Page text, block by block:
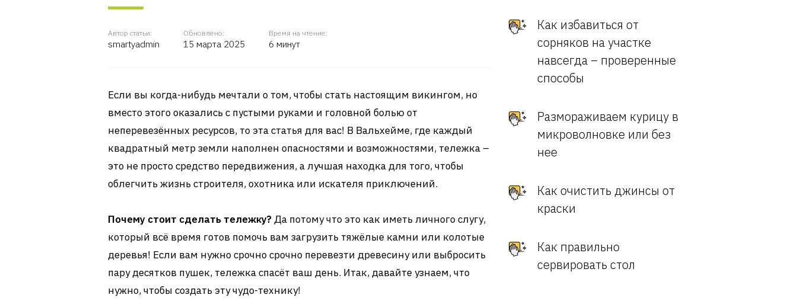
Автор статьи:
smartyadmin
Обновлено:
15 марта 2025
Время на чтение:
6 минут
Если вы когда-нибудь мечтали о том, чтобы стать настоящим викингом, но
вместо этого оказались с пустыми руками и головной болью от
неперевезённых ресурсов, то эта статья для вас! В Вальхейме, где каждый
квадратный метр земли наполнен опасностями и возможностями, тележка –
это не просто средство передвижения, а лучшая находка для того, чтобы
облегчить жизнь строителя, охотника или искателя приключений.
Почему стоит сделать тележку?Да потому что это как иметь личного слугу,
который всё время готов помочь вам загрузить тяжёлые камни или колотые
деревья! Если вам нужно срочно срочно перевезти древесину или выбросить
пару десятков пушек, тележка спасёт ваш день. Итак, давайте узнаем, что
нужно, чтобы создать эту чудо-технику!
Как избавиться от
сорняков на участке
навсегда – проверенные
способы
Размораживаем курицу в
микроволновке или без
нее
Как очистить джинсы от
краски
Как правильно
сервировать стол